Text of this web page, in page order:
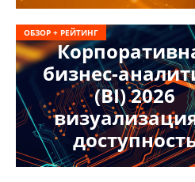
бизнес-
(BI) 2026
ОБЗОР + РЕЙТИНГ